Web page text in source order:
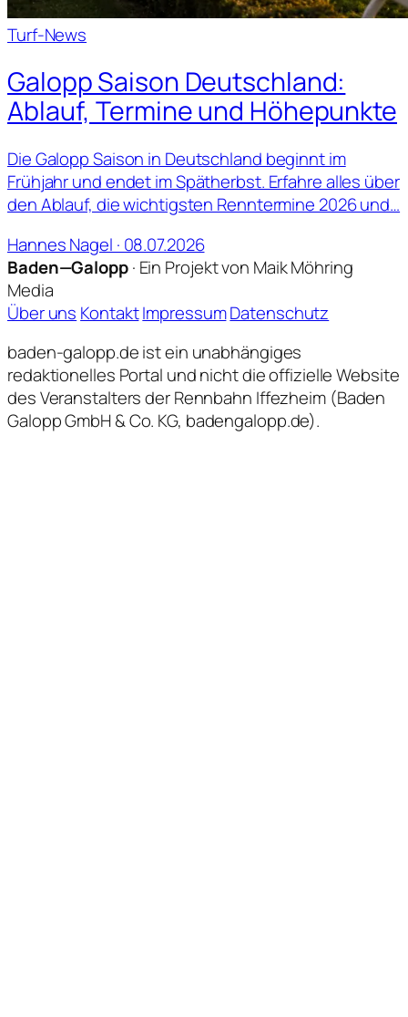
Turf-News
Galopp Saison Deutschland:
Ablauf, Termine und Höhepunkte
Die Galopp Saison in Deutschland beginnt im
Frühjahr und endet im Spätherbst. Erfahre alles über
den Ablauf, die wichtigsten Renntermine 2026 und…
Hannes Nagel · 08.07.2026
Baden—Galopp· Ein Projekt von Maik Möhring
Media
Über uns KontaktImpressumDatenschutz
baden-galopp.de ist ein unabhängiges
redaktionelles Portal und nicht die offizielle Website
des Veranstalters der Rennbahn Iffezheim (Baden
Galopp GmbH & Co. KG, badengalopp.de).